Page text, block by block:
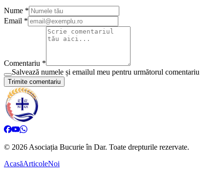
Nume *
Email *
Comentariu *
Salvează numele și emailul meu pentru următorul comentariu
Trimite comentariu
© 2026 Asociația Bucurie în Dar. Toate drepturile rezervate.
AcasăArticoleNoi